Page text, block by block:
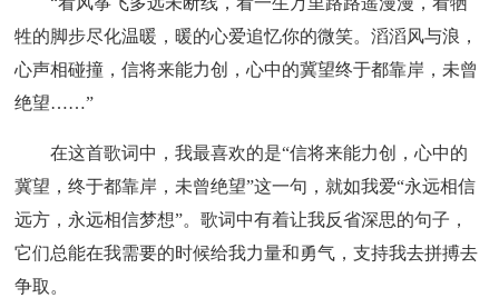
牲的脚步尽化温暖，暖的心爱追忆你的微笑。滔滔风与浪，
心声相碰撞，信将来能力创，心中的冀望终于都靠岸，未曾
绝望……”
在这首歌词中，我最喜欢的是“信将来能力创，心中的
冀望，终于都靠岸，未曾绝望”这一句，就如我爱“永远相信
远方，永远相信梦想”。歌词中有着让我反省深思的句子，
它们总能在我需要的时候给我力量和勇气，支持我去拼搏去
争取。